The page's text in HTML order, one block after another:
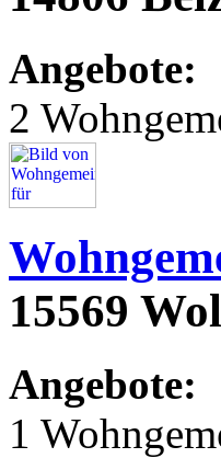
Angebote:
2
15569
Angebote:
1